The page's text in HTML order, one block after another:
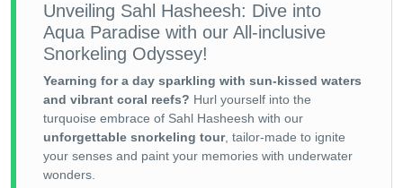
Unveiling Sahl Hasheesh: Dive into
Aqua Paradise with our All-inclusive
Snorkeling Odyssey!
Yearning for a day sparkling with sun-kissed waters
and vibrant coral reefs? Hurl yourself into the
turquoise embrace of Sahl Hasheesh with our
unforgettable snorkeling tour, tailor-made to ignite
your senses and paint your memories with underwater
wonders.